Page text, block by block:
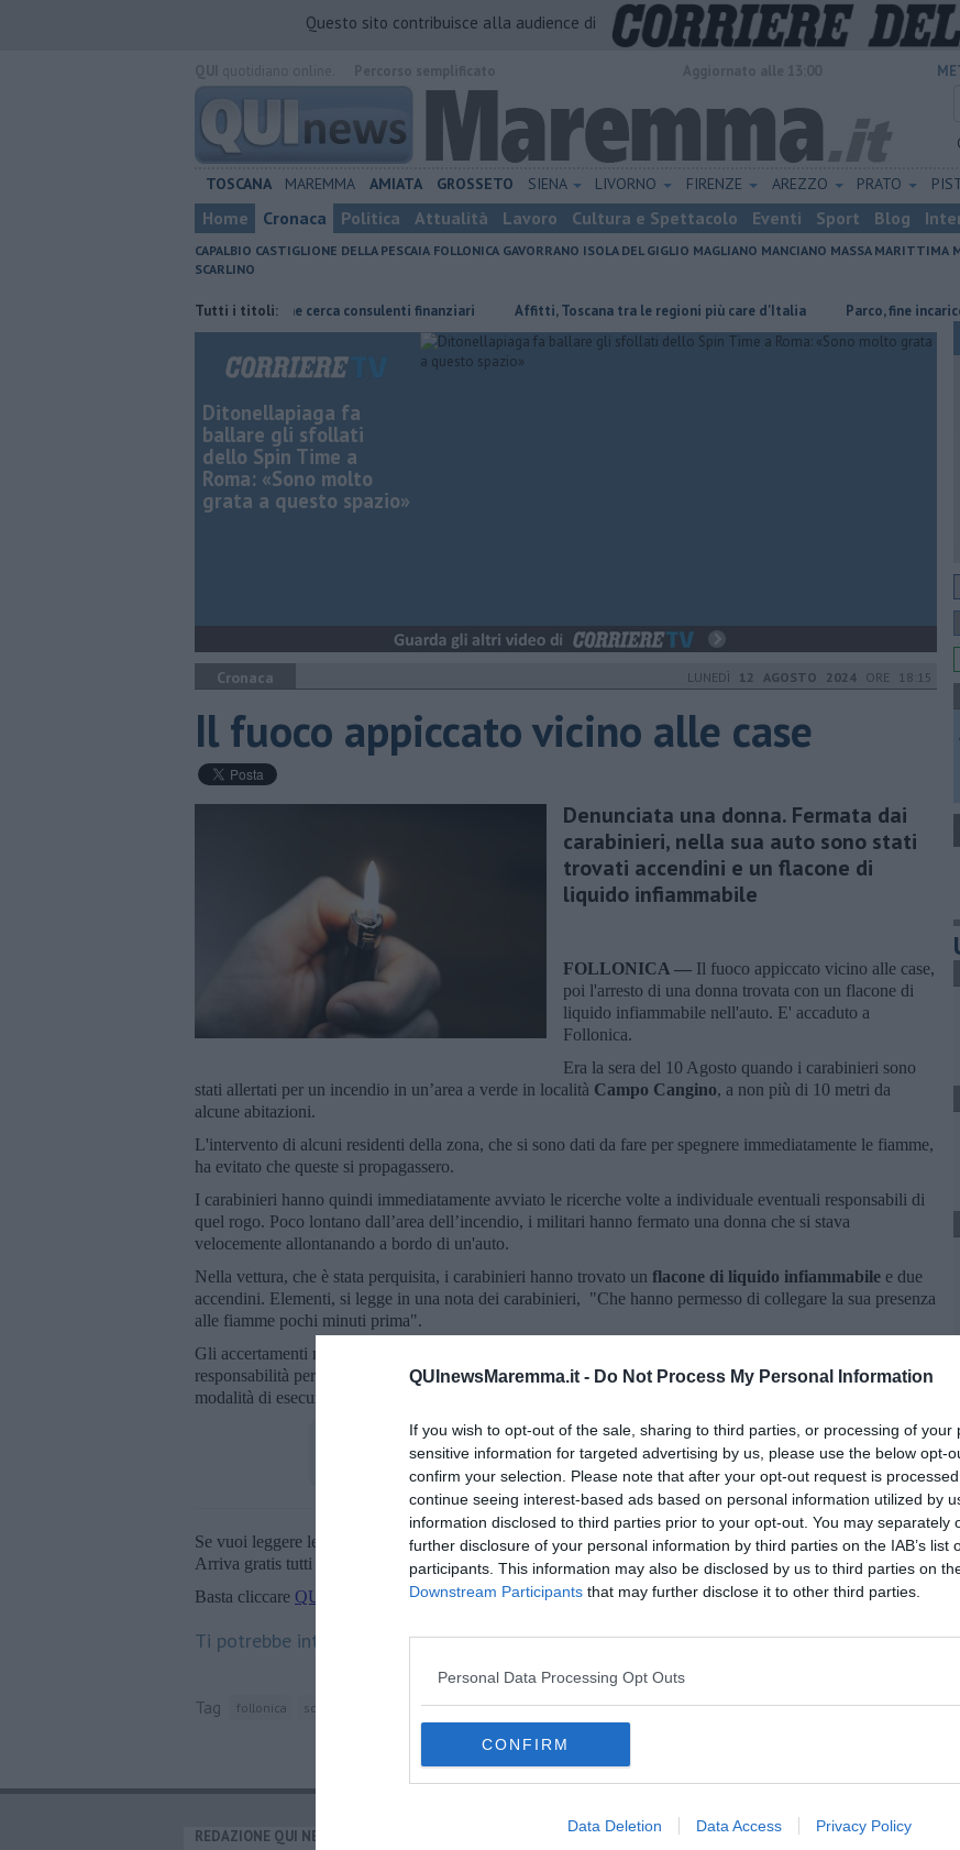
QUInewsMaremma.it - Do Not Process My Personal Information
If you wish to opt-out of the sale, sharing to third parties, or processing of your
sensitive information for targeted advertising by us, please use the below opt-
confirm your selection. Please note that after your opt-out request is
continue seeing interest-based ads based on personal information utilized by
information disclosed to third parties prior to your opt-out. You may separately
further disclosure of your personal information by third parties on the IAB’s list
participants. This information may also be disclosed by us to third parties on
Downstream Participants that may further disclose it to other third parties.
Personal Data Processing Opt Outs
CONFIRM
Data Deletion Data Access Privacy Policy
Questo sito contribuisce alla audience di
TOSCANA MAREMMA AMIATA GROSSETO SIENA LIVORNO FIRENZE AREZZO PRATO
Home Cronaca Politica Attualità Lavoro Cultura e Spettacolo Eventi Sport Blog
CAPALBIO CASTIGLIONE DELLA PESCAIA FOLLONICA GAVORRANO ISOLA DEL GIGLIO MAGLIANO MANCIANO MASSA MARITTIMA
SCARLINO
Tutti i titoli:
Poste Italiane cerca consulenti finanziari Affitti, Toscana tra le regioni più care d'Italia Parco, fine incarico per
Ditonellapiaga fa
ballare gli sfollati
dello Spin Time a
Roma: «Sono molto
grata a questo spazio»
Cronaca LUNEDÌ 12 AGOSTO 2024 ORE 18:15
Il fuoco appiccato vicino alle case
Denunciata una donna. Fermata dai
carabinieri, nella sua auto sono stati
trovati accendini e un flacone di
liquido infiammabile
FOLLONICA — Il fuoco appiccato vicino alle case,
poi l'arresto di una donna trovata con un flacone di
liquido infiammabile nell'auto. E' accaduto a
Follonica.
Era la sera del 10 Agosto quando i carabinieri sono
stati allertati per un incendio in un’area a verde in località Campo Cangino, a non più di 10 metri da
alcune abitazioni.
L'intervento di alcuni residenti della zona, che si sono dati da fare per spegnere immediatamente le fiamme,
ha evitato che queste si propagassero.
I carabinieri hanno quindi immediatamente avviato le ricerche volte a individuale eventuali responsabili di
quel rogo. Poco lontano dall’area dell’incendio, i militari hanno fermato una donna che si stava
velocemente allontanando a bordo di un'auto.
Nella vettura, che è stata perquisita, i carabinieri hanno trovato un flacone di liquido infiammabile e due
accendini. Elementi, si legge in una nota dei carabinieri, "Che hanno permesso di collegare la sua presenza
alle fiamme pochi minuti prima".
Gli accertamenti nei confronti della donna, fanno sapere dall'Arma, proseguono per valutare una eventuale
responsabilità per altri 5 incendi registrati tra Luglio e Agosto nei territori di Follonica e Scarlino, che per
modalità di esecuzione sono apparsi analoghi a quello di Campo Cangino.
Se vuoi leggere le notizie principali della Toscana iscriviti allaNewsletter QUInews - ToscanaMedia.
Arriva gratis tutti i giorni alle 20:00 direttamente nella tua casella di posta.
Basta cliccare QUI
Ti potrebbe interessare anche:
Tag follonica scarlino
REDAZIONE QUI NEWS
RUBRICHE